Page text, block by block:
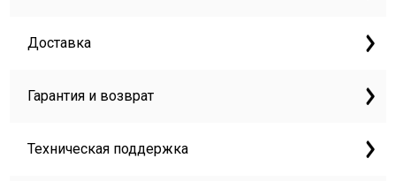
Доставка
Гарантия и возврат
Техническая поддержка